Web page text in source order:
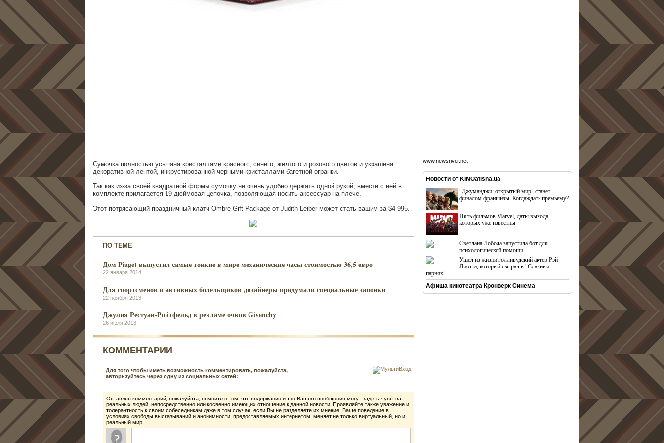
Сумочка полностью усыпана кристаллами красного, синего, желтого и розового цветов и украшена
декоративной лентой, инкрустированной черными кристаллами багетной огранки.
Так как из-за своей квадратной формы сумочку не очень удобно держать одной рукой, вместе с ней в
комплекте прилагается 19-дюймовая цепочка, позволяющая носить аксессуар на плече.
Этот потрясающий праздничный клатч Ombre Gift Package от Judith Leiber может стать вашим за $4 995.
ПО ТЕМЕ
Дом Piaget выпустил самые тонкие в мире механические часы стоимостью 36,5 евро
22 января 2014
Для спортсменов и активных болельщиков дизайнеры придумали специальные запонки
22 ноября 2013
Джулия Рестуан-Ройтфельд в рекламе очков Givenchy
26 июля 2013
КОММЕНТАРИИ
Для того чтобы иметь возможность комментировать, пожалуйста,
авторизуйтесь через одну из социальных сетей:
Оставляя комментарий, пожалуйста, помните о том, что содержание и тон Вашего сообщения могут задеть чувства
реальных людей, непосредственно или косвенно имеющих отношение к данной новости. Проявляйте также уважение и
толерантность к своим собеседникам даже в том случае, если Вы не разделяете их мнение. Ваше поведение в
условиях свободы высказываний и анонимности, предоставляемых интернетом, меняет не только виртуальный, но и
реальный мир.
www.newsriver.net
Новости от KINOafisha.ua
"Джуманджи: открытый мир" станет
финалом франшизы. Когдаждать премьему?
Пять фильмов Marvel, даты выхода
которых уже известны
Светлана Лобода запустила бот для
психологической помощи
Ушел из жизни голливудский актер Рэй
Лиотта, который сыграл в "Славных
парнях"
Афиша кинотеатра Кронверк Синема